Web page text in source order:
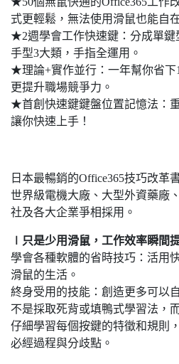
式更輕鬆，無法使用滑鼠也能自
★2週學會工作快速鍵：分成單鍵
手型3大類，手指全運用。
★理論+實作並行：一年幫你省下
更提升職場競爭力。
★首創快速鍵鍵盤位置記憶法：
讓你快速上手！
日本最暢銷的Office365技巧改革書
世界級電機大廠、大型外資藥廠
社及各大企業爭相採用。
∣只是少用滑鼠，工作效率瞬間
學會各種軟體的省時技巧：活用
滑鼠的生活。
終身受用的技能：創造更多可以
不是採取死背或填鴨式學習法，
仔細學習每個按鍵的特徵和規則
必經過程與分歧點。